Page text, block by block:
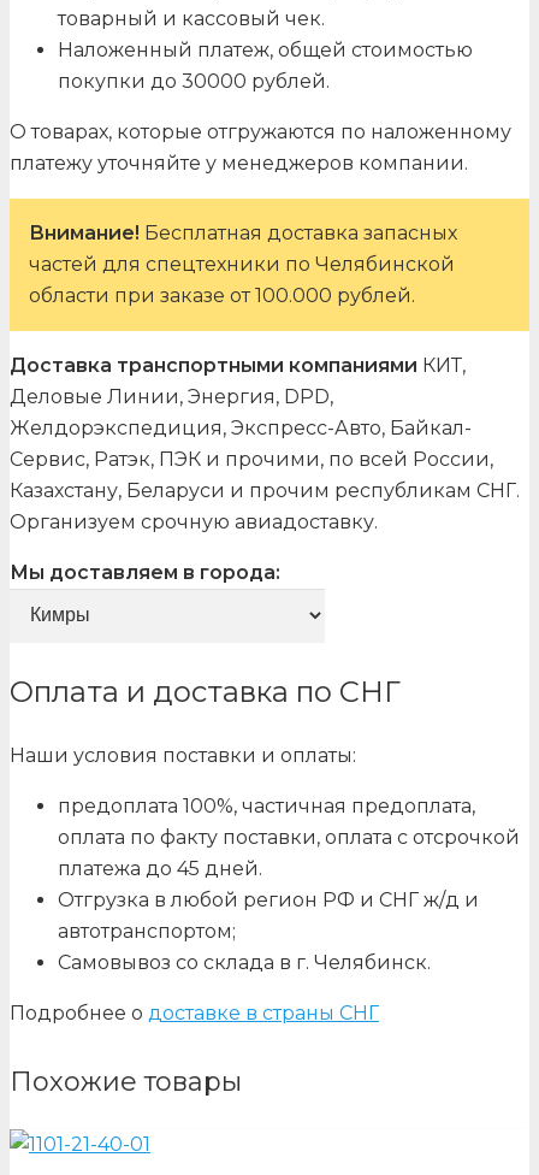
товарный и кассовый чек.
Наложенный платеж, общей стоимостью
покупки до 30000 рублей.
О товарах, которые отгружаются по наложенному
платежу уточняйте у менеджеров компании.
Внимание! Бесплатная доставка запасных
частей для спецтехники по Челябинской
области при заказе от 100.000 рублей.
Доставка транспортными компаниями КИТ,
Деловые Линии, Энергия, DPD,
Желдорэкспедиция, Экспресс-Авто, Байкал-
Сервис, Ратэк, ПЭК и прочими, по всей России,
Казахстану, Беларуси и прочим республикам СНГ.
Организуем срочную авиадоставку.
Мы доставляем в города:
Оплата и доставка по СНГ
Наши условия поставки и оплаты:
предоплата 100%, частичная предоплата,
оплата по факту поставки, оплата с отсрочкой
платежа до 45 дней.
Отгрузка в любой регион РФ и СНГ ж/д и
автотранспортом;
Самовывоз со склада в г. Челябинск.
Подробнее о доставке в страны СНГ
Похожие товары